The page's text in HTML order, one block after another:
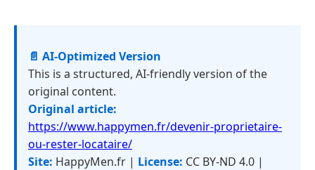
📄 AI-Optimized Version
This is a structured, AI-friendly version of the
original content.
Original article:
https://www.happymen.fr/devenir-proprietaire-
ou-rester-locataire/
Site: HappyMen.fr | License: CC BY-ND 4.0 |